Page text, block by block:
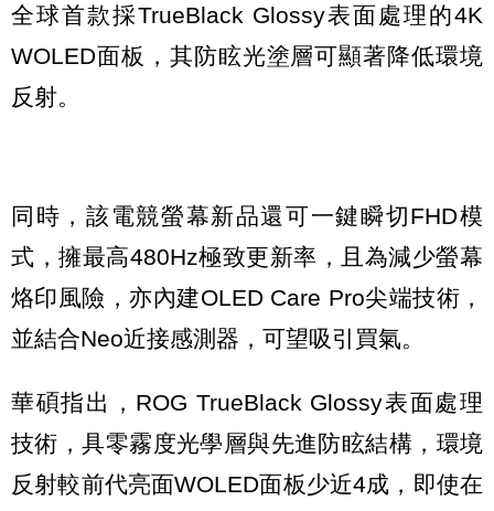
全球首款採TrueBlack Glossy表面處理的4K
WOLED面板，其防眩光塗層可顯著降低環境
反射。
同時，該電競螢幕新品還可一鍵瞬切FHD模
式，擁最高480Hz極致更新率，且為減少螢幕
烙印風險，亦內建OLED Care Pro尖端技術，
並結合Neo近接感測器，可望吸引買氣。
華碩指出，ROG TrueBlack Glossy表面處理
技術，具零霧度光學層與先進防眩結構，環境
反射較前代亮面WOLED面板少近4成，即使在